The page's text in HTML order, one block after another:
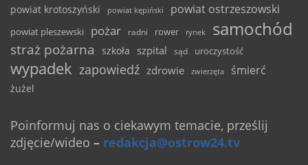
powiat krotoszyński powiat kępiński powiat ostrzeszowski
powiat pleszewski pożar radni rower rynek samochód
straż pożarna szkoła szpital sąd uroczystość
wypadek zapowiedź zdrowie zwierzęta śmierć
żużel
Poinformuj nas o ciekawym temacie, prześlij
zdjęcie/wideo – redakcja@ostrow24.tv